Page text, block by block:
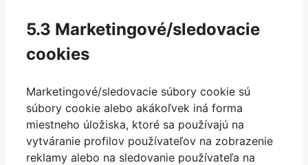
5.3 Marketingové/sledovacie
cookies
Marketingové/sledovacie súbory cookie sú
súbory cookie alebo akákoľvek iná forma
miestneho úložiska, ktoré sa používajú na
vytváranie profilov používateľov na zobrazenie
reklamy alebo na sledovanie používateľa na